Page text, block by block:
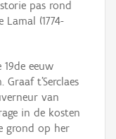
pas rond
(1774-
eeuw
t’Serclaes
van
in de kosten
grond op her